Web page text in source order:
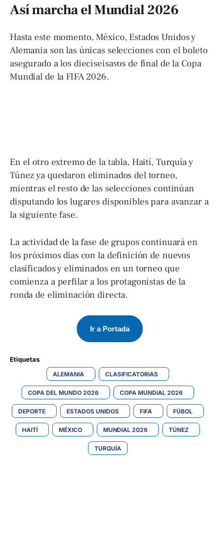
Así marcha el Mundial 2026
Hasta este momento, México, Estados Unidos y
Alemania son las únicas selecciones con el boleto
asegurado a los dieciseisavos de final de la Copa
Mundial de la FIFA 2026.
En el otro extremo de la tabla, Haití, Turquía y
Túnez ya quedaron eliminados del torneo,
mientras el resto de las selecciones continúan
disputando los lugares disponibles para avanzar a
la siguiente fase.
La actividad de la fase de grupos continuará en
los próximos días con la definición de nuevos
clasificados y eliminados en un torneo que
comienza a perfilar a los protagonistas de la
ronda de eliminación directa.
Ir a Portada
Etiquetas
ALEMANIA CLASIFICATORIAS
COPA DEL MUNDO 2026 COPA MUNDIAL 2026
DEPORTE ESTADOS UNIDOS FIFA FÚBOL
HAITÍ MÉXICO MUNDIAL 2026 TÚNEZ
TURQUÍA